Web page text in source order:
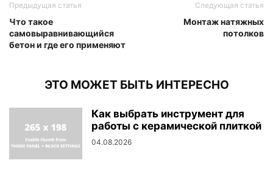
Предыдущая статья
Что такое
самовыравнивающийся
бетон и где его применяют
Следующая статья
Монтаж натяжных
потолков
ЭТО МОЖЕТ БЫТЬ ИНТЕРЕСНО
Как выбрать инструмент для
работы с керамической плиткой
04.08.2026